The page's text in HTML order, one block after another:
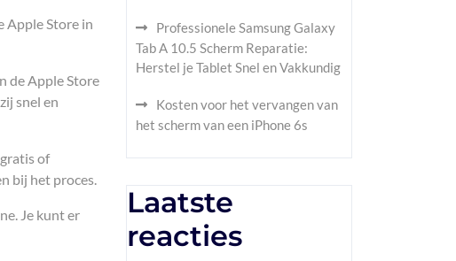
Apple Store in
de Apple Store
snel en
of
bij het proces.
Je kunt er
Professionele Samsung Galaxy
Tab A 10.5 Scherm Reparatie:
Herstel je Tablet Snel en Vakkundig
Kosten voor het vervangen van
het scherm van een iPhone 6s
Laatste
reacties